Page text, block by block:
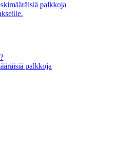
palkkoja
palkkoja